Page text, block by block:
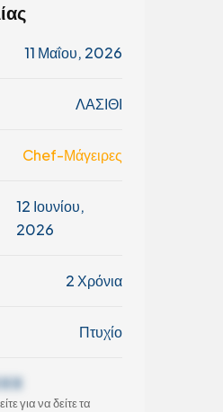
11 Μαΐου, 2026
ΛΑΣΙΘΙ
Chef-Μάγειρες
12 Ιουνίου,
2026
2 Χρόνια
Πτυχίο
για να δείτε τα